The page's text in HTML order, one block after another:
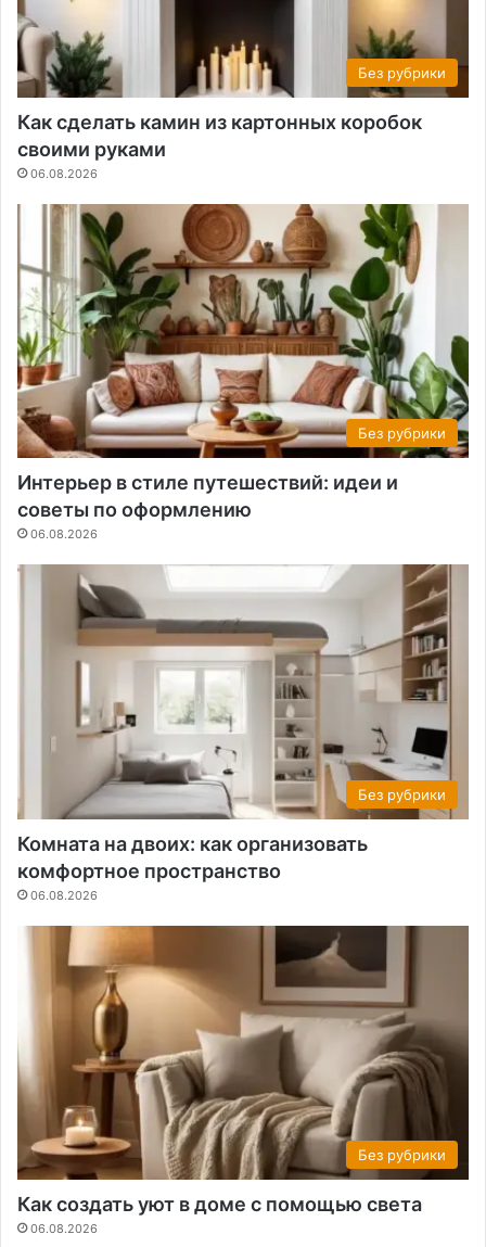
Без рубрики
Как сделать камин из картонных коробок
своими руками
06.08.2026
Без рубрики
Интерьер в стиле путешествий: идеи и
советы по оформлению
06.08.2026
Без рубрики
Комната на двоих: как организовать
комфортное пространство
06.08.2026
Без рубрики
Как создать уют в доме с помощью света
06.08.2026